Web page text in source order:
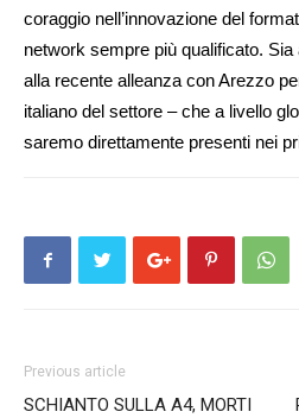
coraggio nell’innovazione del
network sempre più qualificato.
alla recente alleanza con Arezzo
italiano del settore – che a livello
saremo direttamente presenti nei
Previous article
SCHIANTO SULLA A4, MORTI